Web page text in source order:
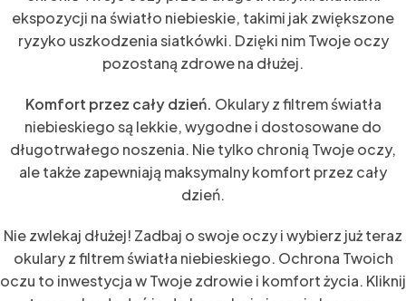
ekspozycji na światło niebieskie, takimi jak zwiększone
ryzyko uszkodzenia siatkówki. Dzięki nim Twoje oczy
pozostaną zdrowe na dłużej.
Komfort przez cały dzień. Okulary z filtrem światła
niebieskiego są lekkie, wygodne i dostosowane do
długotrwałego noszenia. Nie tylko chronią Twoje oczy,
ale także zapewniają maksymalny komfort przez cały
dzień.
Nie zwlekaj dłużej! Zadbaj o swoje oczy i wybierz już teraz
okulary z filtrem światła niebieskiego. Ochrona Twoich
oczu to inwestycja w Twoje zdrowie i komfort życia. Kliknij